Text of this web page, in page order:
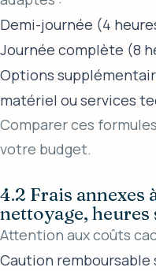
Demi-journée (4
Journée complète (8
Options
matériel ou services
Comparer ces
votre budget.
4.2 Frais annexes
nettoyage,
Attention aux coûts
Caution remboursable